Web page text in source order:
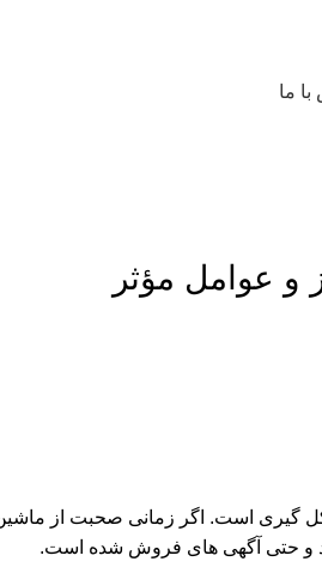
ما
گیری است. اگر زمانی صحبت از
و حتی آگهی های فروش شده است.